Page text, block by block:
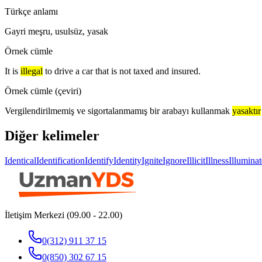
Türkçe anlamı
Gayri meşru, usulsüz, yasak
Örnek cümle
It is illegal to drive a car that is not taxed and insured.
Örnek cümle (çeviri)
Vergilendirilmemiş ve sigortalanmamış bir arabayı kullanmak yasaktır
Diğer kelimeler
IdenticalIdentificationIdentifyIdentityIgniteIgnoreIllicitIllness
İletişim Merkezi (09.00 - 22.00)
0(312) 911 37 15
0(850) 302 67 15